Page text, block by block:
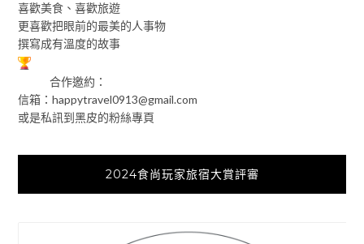
喜歡美食、喜歡旅遊
更喜歡把眼前的最美的人事物
撰寫成有溫度的故事
合作邀約：
信箱：happytravel0913@gmail.com
或是私訊到黑皮的粉絲專頁
2024食尚玩家旅宿大賞評審